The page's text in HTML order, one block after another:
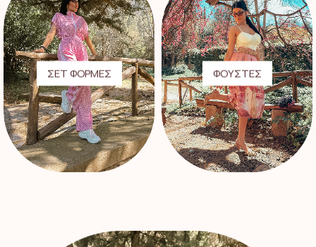
ΣΕΤ ΦΟΡΜΕΣ ΦΟΥΣΤΕΣ